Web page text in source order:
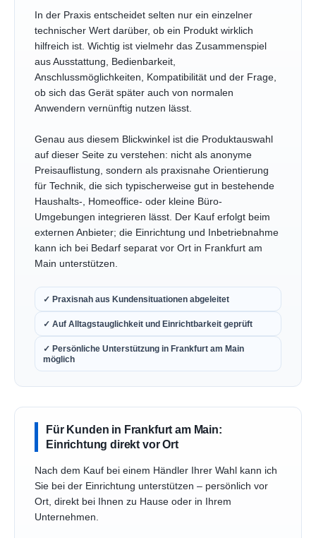
In der Praxis entscheidet selten nur ein einzelner
technischer Wert darüber, ob ein Produkt wirklich
hilfreich ist. Wichtig ist vielmehr das Zusammenspiel
aus Ausstattung, Bedienbarkeit,
Anschlussmöglichkeiten, Kompatibilität und der Frage,
ob sich das Gerät später auch von normalen
Anwendern vernünftig nutzen lässt.
Genau aus diesem Blickwinkel ist die Produktauswahl
auf dieser Seite zu verstehen: nicht als anonyme
Preisauflistung, sondern als praxisnahe Orientierung
für Technik, die sich typischerweise gut in bestehende
Haushalts-, Homeoffice- oder kleine Büro-
Umgebungen integrieren lässt. Der Kauf erfolgt beim
externen Anbieter; die Einrichtung und Inbetriebnahme
kann ich bei Bedarf separat vor Ort in Frankfurt am
Main unterstützen.
✓ Praxisnah aus Kundensituationen abgeleitet
✓ Auf Alltagstauglichkeit und Einrichtbarkeit geprüft
✓ Persönliche Unterstützung in Frankfurt am Main
möglich
Für Kunden in Frankfurt am Main:
Einrichtung direkt vor Ort
Nach dem Kauf bei einem Händler Ihrer Wahl kann ich
Sie bei der Einrichtung unterstützen – persönlich vor
Ort, direkt bei Ihnen zu Hause oder in Ihrem
Unternehmen.